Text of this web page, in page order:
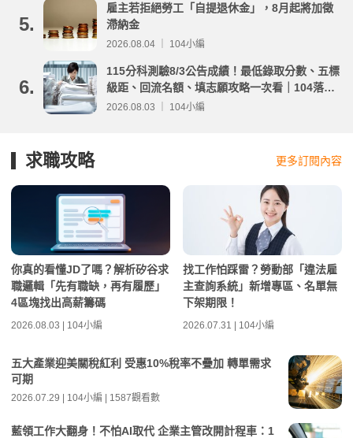
5.
雇主若拒絕勞工「自提退休金」，8月起將加徵
滯納金
2026.08.04 ｜ 104小編
6.
115分科測驗8/3公告成績！最低錄取分數、五標
級距、回流名額、填志願攻略一次看｜104落點
分析
2026.08.03 ｜ 104小編
求職攻略 更多訂閱內容
你真的看懂JD了嗎？解析矽谷求
職邏輯「先有職缺，再有履歷」
4區塊找出高薪籌碼
2026.08.03 | 104小編
找工作怕踩雷？勞動部「違法雇
主查詢系統」新增專區、名單無
下架期限！
2026.07.31 | 104小編
五大產業迎美關稅紅利 受惠10%稅率不疊加 轉單需求
可期
2026.07.29 | 104小編 | 1587觀看數
藍領工作大翻身！不怕AI取代 企業主管改開計程車：1